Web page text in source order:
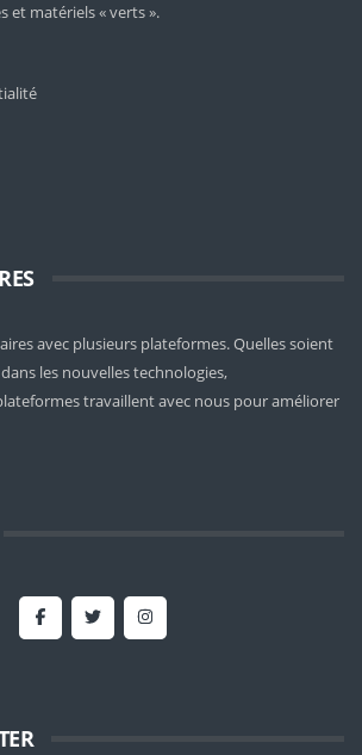
et matériels « verts ».
avec plusieurs plateformes. Quelles soient
les nouvelles technologies,
travaillent avec nous pour améliorer